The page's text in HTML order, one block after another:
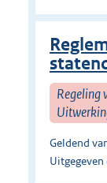
Regeling
Geldend